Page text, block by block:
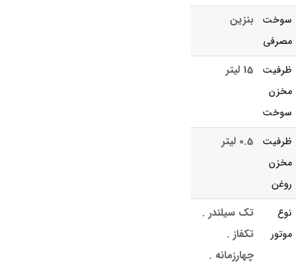
سوخت
مصرفی
بنزین
ظرفیت
مخزن
سوخت
15 لیتر
ظرفیت
مخزن
روغن
0.5 لیتر
نوع
موتور
تک سیلندر .
تکفاز .
چهارزمانه .